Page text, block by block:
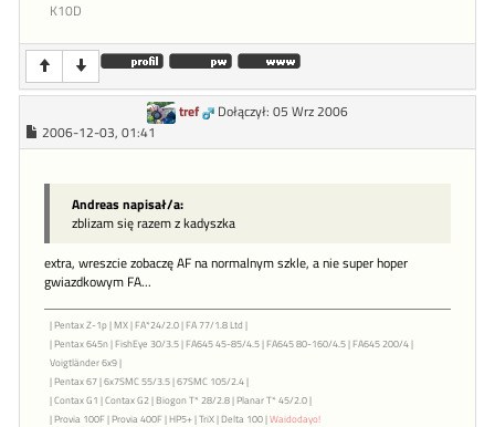
K10D
tref
Dołączył: 05 Wrz 2006
2006-12-03, 01:41
Andreas napisał/a:
zblizam się razem z kadyszka
extra, wreszcie zobaczę AF na normalnym szkle, a nie super hoper
gwiazdkowym FA...
| Pentax Z-1p | MX | FA*24/2.0 | FA 77/1.8 Ltd |
| Pentax 645n | FishEye 30/3.5 | FA645 45-85/4.5 | FA645 80-160/4.5 | FA645 200/4 |
Voigtländer 6x9 |
| Pentax 67 | 6x7SMC 55/3.5 | 67SMC 105/2.4 |
| Contax G1 | Contax G2 | Biogon T* 28/2.8 | Planar T* 45/2.0 |
| Provia 100F | Provia 400F | HP5+ | TriX | Delta 100 |Waidodayo!